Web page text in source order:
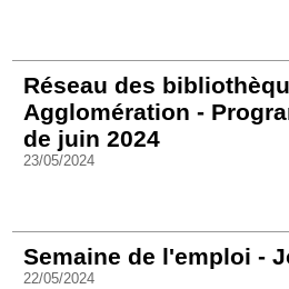
Réseau des
Agglomération -
de juin 2024
23/05/2024
Semaine de l'emploi -
22/05/2024